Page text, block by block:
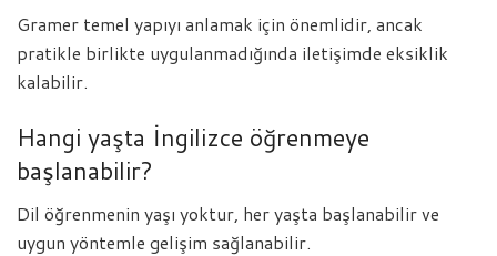
Gramer temel yapıyı anlamak için önemlidir, ancak
pratikle birlikte uygulanmadığında iletişimde eksiklik
kalabilir.
Hangi yaşta İngilizce öğrenmeye
başlanabilir?
Dil öğrenmenin yaşı yoktur, her yaşta başlanabilir ve
uygun yöntemle gelişim sağlanabilir.